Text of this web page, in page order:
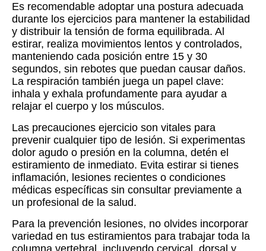
Es recomendable adoptar una postura adecuada
durante los ejercicios para mantener la estabilidad
y distribuir la tensión de forma equilibrada. Al
estirar, realiza movimientos lentos y controlados,
manteniendo cada posición entre 15 y 30
segundos, sin rebotes que puedan causar daños.
La respiración también juega un papel clave:
inhala y exhala profundamente para ayudar a
relajar el cuerpo y los músculos.
Las precauciones ejercicio son vitales para
prevenir cualquier tipo de lesión. Si experimentas
dolor agudo o presión en la columna, detén el
estiramiento de inmediato. Evita estirar si tienes
inflamación, lesiones recientes o condiciones
médicas específicas sin consultar previamente a
un profesional de la salud.
Para la prevención lesiones, no olvides incorporar
variedad en tus estiramientos para trabajar toda la
columna vertebral, incluyendo cervical, dorsal y